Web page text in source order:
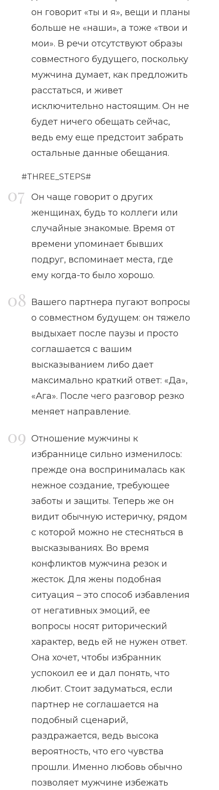
он говорит «ты и я», вещи и планы
больше не «наши», а тоже «твои и
мои». В речи отсутствуют образы
совместного будущего, поскольку
мужчина думает, как предложить
расстаться, и живет
исключительно настоящим. Он не
будет ничего обещать сейчас,
ведь ему еще предстоит забрать
остальные данные обещания.
#THREE_STEPS#
Он чаще говорит о других
женщинах, будь то коллеги или
случайные знакомые. Время от
времени упоминает бывших
подруг, вспоминает места, где
ему когда-то было хорошо.
Вашего партнера пугают вопросы
о совместном будущем: он тяжело
выдыхает после паузы и просто
соглашается с вашим
высказыванием либо дает
максимально краткий ответ: «Да»,
«Ага». После чего разговор резко
меняет направление.
Отношение мужчины к
избраннице сильно изменилось:
прежде она воспринималась как
нежное создание, требующее
заботы и защиты. Теперь же он
видит обычную истеричку, рядом
с которой можно не стесняться в
высказываниях. Во время
конфликтов мужчина резок и
жесток. Для жены подобная
ситуация – это способ избавления
от негативных эмоций, ее
вопросы носят риторический
характер, ведь ей не нужен ответ.
Она хочет, чтобы избранник
успокоил ее и дал понять, что
любит. Стоит задуматься, если
партнер не соглашается на
подобный сценарий,
раздражается, ведь высока
вероятность, что его чувства
прошли. Именно любовь обычно
позволяет мужчине избежать